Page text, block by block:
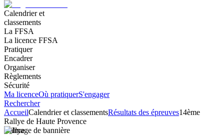
Calendrier et
classements
La FFSA
La licence FFSA
Pratiquer
Encadrer
Organiser
Règlements
Sécurité
Ma licenceOù pratiquerS'engager
Rechercher
AccueilCalendrier et classementsRésultats des épreuves14ème
Rallye de Haute Provence
Rallye